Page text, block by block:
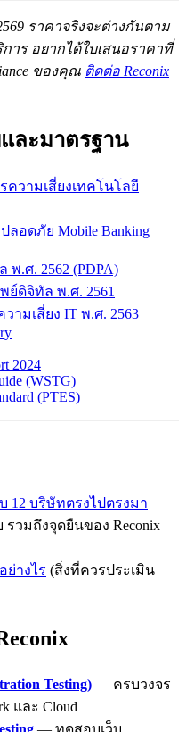
ราคาจริงจะต่างกันตาม
าร อยากได้ใบเสนอราคาที่
ของคุณ ติดต่อ Reconix
ละมาตรฐาน
วามเสี่ยงเทคโนโลยี
ลอดภัย Mobile Banking
.ศ. 2562 (PDPA)
ดิจิทัล พ.ศ. 2561
ามเสี่ยง IT พ.ศ. 2563
2024
(WSTG)
(PTES)
12 บริษัทตรงไปตรงมา
รวมถึงจุดยืนของ Reconix
ย่างไร (สิ่งที่ควรประเมิน
Testing) — ครบวงจร
และ Cloud